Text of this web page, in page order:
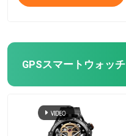
GPSスマートウォッチ